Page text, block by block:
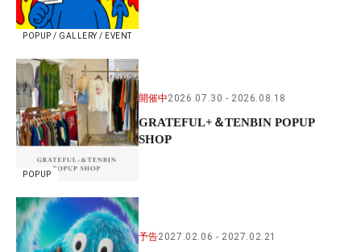
POPUP / GALLERY / EVENT
POPUP
開催中2026.07.30 2026.08.18
GRATEFUL+＆TENBIN POPUP
SHOP
予告2027.02.06 2027.02.21